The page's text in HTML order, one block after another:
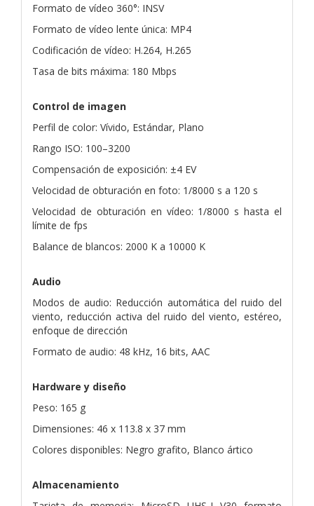
Formato de vídeo 360°: INSV
Formato de vídeo lente única: MP4
Codificación de vídeo: H.264, H.265
Tasa de bits máxima: 180 Mbps
Control de imagen
Perfil de color: Vívido, Estándar, Plano
Rango ISO: 100–3200
Compensación de exposición: ±4 EV
Velocidad de obturación en foto: 1/8000 s a 120 s
Velocidad de obturación en vídeo: 1/8000 s hasta el
límite de fps
Balance de blancos: 2000 K a 10000 K
Audio
Modos de audio: Reducción automática del ruido del
viento, reducción activa del ruido del viento, estéreo,
enfoque de dirección
Formato de audio: 48 kHz, 16 bits, AAC
Hardware y diseño
Peso: 165 g
Dimensiones: 46 x 113.8 x 37 mm
Colores disponibles: Negro grafito, Blanco ártico
Almacenamiento